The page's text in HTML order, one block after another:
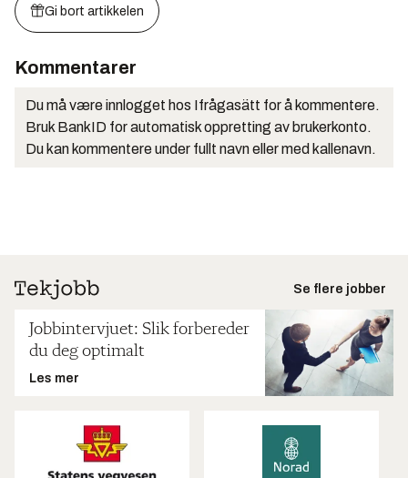
Gi bort artikkelen
Kommentarer
Du må være innlogget hos Ifrågasätt for å kommentere.
Bruk BankID for automatisk oppretting av brukerkonto.
Du kan kommentere under fullt navn eller med kallenavn.
Se flere jobber
Jobbintervjuet: Slik forbereder
du deg optimalt
Les mer